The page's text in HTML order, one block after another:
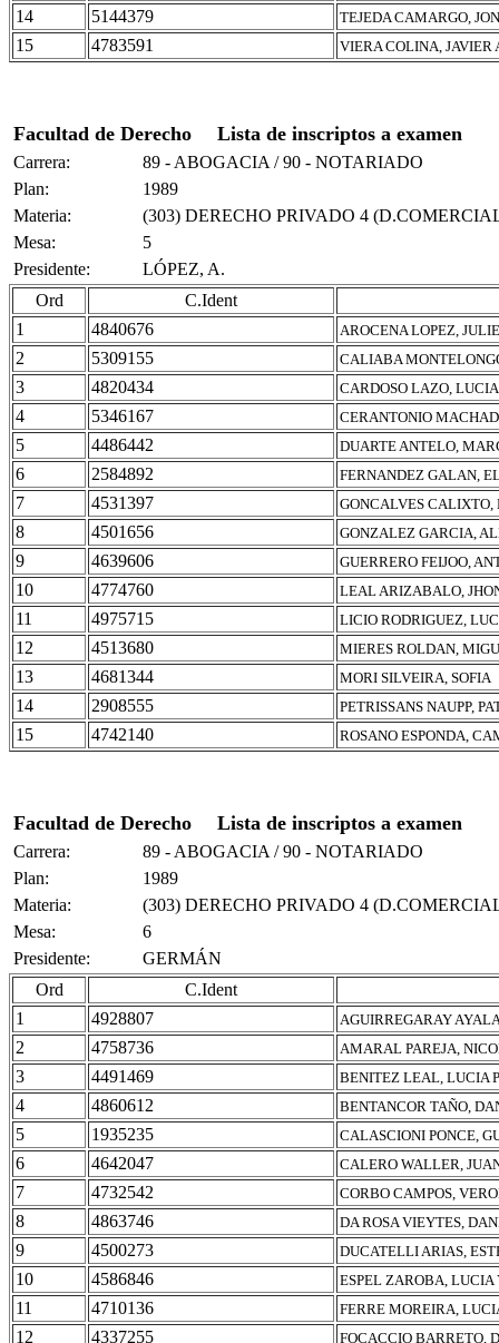
14 5144379 TEJEDA CAMARGO,
15 4783591 VIERA COLINA, JAVIER
Facultad de Derecho Lista de inscriptos a examen
Carrera:
89 - ABOGACIA / 90 - NOTARIADO
Plan:
1989
Materia:
(303) DERECHO PRIVADO 4
Mesa:
5
Presidente:
LÓPEZ, A.
Ord
C.Ident
1
4840676 AROCENA LOPEZ,
2 5309155 CALIABA
3 4820434 CARDOSO LAZO,
4 5346167 CERANTONIO
5 4486442 DUARTE ANTELO,
6 2584892 FERNANDEZ GALAN,
7 4531397 GONCALVES CALIXTO,
8 4501656 GONZALEZ GARCIA,
9 4639606 GUERRERO FEIJOO,
10 4774760 LEAL ARIZABALO,
11 4975715 LICIO RODRIGUEZ,
12 4513680 MIERES ROLDAN,
13 4681344 MORI SILVEIRA, SOFIA
14 2908555 PETRISSANS NAUPP,
15 4742140 ROSANO ESPONDA,
Facultad de Derecho Lista de inscriptos a examen
Carrera:
89 - ABOGACIA / 90 - NOTARIADO
Plan:
1989
Materia:
(303) DERECHO PRIVADO 4
Mesa:
6
Presidente:
GERMÁN
Ord
C.Ident
1
4928807 AGUIRREGARAY
2 4758736 AMARAL PAREJA,
3 4491469 BENITEZ LEAL, LUCIA
4 4860612 BENTANCOR TAÑO,
5 1935235 CALASCIONI PONCE,
6 4642047 CALERO WALLER,
7 4732542 CORBO CAMPOS,
8 4863746 DA ROSA VIEYTES,
9 4500273 DUCATELLI ARIAS,
10 4586846 ESPEL ZAROBA, LUCIA
11 4710136 FERRE MOREIRA,
12 4337255 FOCACCIO BARRETO,